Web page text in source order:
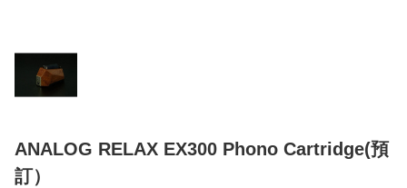
ANALOG RELAX EX300 Phono Cartridge(預
訂）